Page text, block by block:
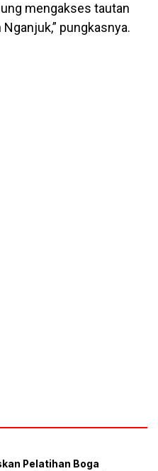
mengakses tautan
pungkasnya.
Pelatihan Boga